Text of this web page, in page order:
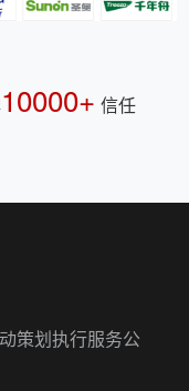
10000+ 信任
策划执行服务公